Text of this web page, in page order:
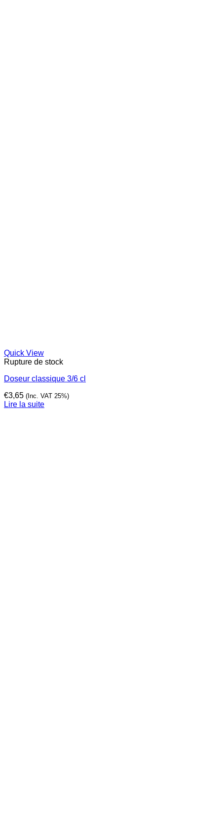
Quick View
Rupture de stock
Doseur classique 3/6 cl
€3,65 (Inc. VAT 25%)
Lire la suite